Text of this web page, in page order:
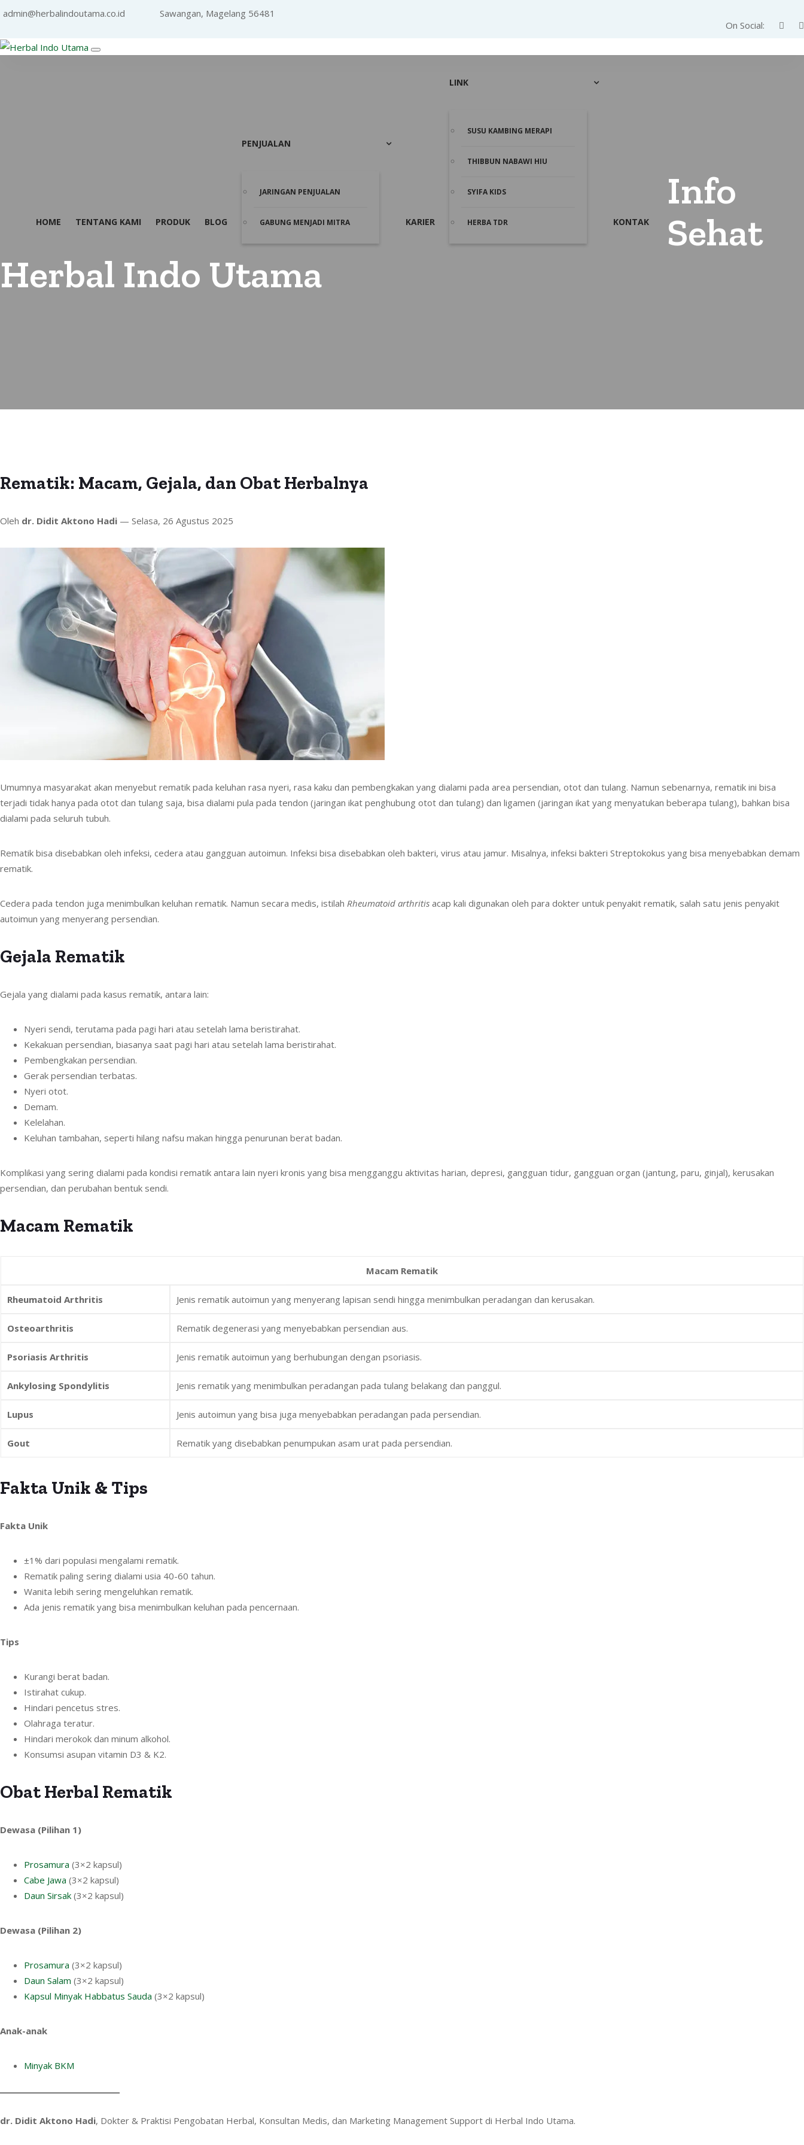
admin@herbalindoutama.co.id
Sawangan, Magelang 56481
On Social:
HOME TENTANG KAMI PRODUK BLOG
PENJUALAN
JARINGAN PENJUALAN
GABUNG MENJADI MITRA KARIER
LINK
SUSU KAMBING MERAPI
THIBBUN NABAWI HIU
SYIFA KIDS
HERBA TDR KONTAK
Info
Sehat
Herbal Indo Utama
Rematik: Macam, Gejala, dan Obat Herbalnya
Oleh dr. Didit Aktono Hadi — Selasa, 26 Agustus 2025
Umumnya masyarakat akan menyebut rematik pada keluhan rasa nyeri, rasa kaku dan pembengkakan yang dialami pada area persendian, otot dan tulang. Namun sebenarnya, rematik ini bisa
terjadi tidak hanya pada otot dan tulang saja, bisa dialami pula pada tendon (jaringan ikat penghubung otot dan tulang) dan ligamen (jaringan ikat yang menyatukan beberapa tulang), bahkan bisa
dialami pada seluruh tubuh.
Rematik bisa disebabkan oleh infeksi, cedera atau gangguan autoimun. Infeksi bisa disebabkan oleh bakteri, virus atau jamur. Misalnya, infeksi bakteri Streptokokus yang bisa menyebabkan demam
rematik.
Cedera pada tendon juga menimbulkan keluhan rematik. Namun secara medis, istilah Rheumatoid arthritis acap kali digunakan oleh para dokter untuk penyakit rematik, salah satu jenis penyakit
autoimun yang menyerang persendian.
Gejala Rematik
Gejala yang dialami pada kasus rematik, antara lain:
Nyeri sendi, terutama pada pagi hari atau setelah lama beristirahat.
Kekakuan persendian, biasanya saat pagi hari atau setelah lama beristirahat.
Pembengkakan persendian.
Gerak persendian terbatas.
Nyeri otot.
Demam.
Kelelahan.
Keluhan tambahan, seperti hilang nafsu makan hingga penurunan berat badan.
Komplikasi yang sering dialami pada kondisi rematik antara lain nyeri kronis yang bisa mengganggu aktivitas harian, depresi, gangguan tidur, gangguan organ (jantung, paru, ginjal), kerusakan
persendian, dan perubahan bentuk sendi.
Macam Rematik
Macam Rematik
Rheumatoid Arthritis Jenis rematik autoimun yang menyerang lapisan sendi hingga menimbulkan peradangan dan kerusakan.
Osteoarthritis Rematik degenerasi yang menyebabkan persendian aus.
Psoriasis Arthritis Jenis rematik autoimun yang berhubungan dengan psoriasis.
Ankylosing Spondylitis Jenis rematik yang menimbulkan peradangan pada tulang belakang dan panggul.
Lupus Jenis autoimun yang bisa juga menyebabkan peradangan pada persendian.
Gout Rematik yang disebabkan penumpukan asam urat pada persendian.
Fakta Unik & Tips
Fakta Unik
±1% dari populasi mengalami rematik.
Rematik paling sering dialami usia 40-60 tahun.
Wanita lebih sering mengeluhkan rematik.
Ada jenis rematik yang bisa menimbulkan keluhan pada pencernaan.
Tips
Kurangi berat badan.
Istirahat cukup.
Hindari pencetus stres.
Olahraga teratur.
Hindari merokok dan minum alkohol.
Konsumsi asupan vitamin D3 & K2.
Obat Herbal Rematik
Dewasa (Pilihan 1)
Prosamura (3×2 kapsul)
Cabe Jawa (3×2 kapsul)
Daun Sirsak (3×2 kapsul)
Dewasa (Pilihan 2)
Prosamura (3×2 kapsul)
Daun Salam (3×2 kapsul)
Kapsul Minyak Habbatus Sauda (3×2 kapsul)
Anak-anak
Minyak BKM
dr. Didit Aktono Hadi, Dokter & Praktisi Pengobatan Herbal, Konsultan Medis, dan Marketing Management Support di Herbal Indo Utama.